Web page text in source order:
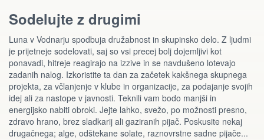
Sodelujte z drugimi
Luna v Vodnarju spodbuja družabnost in skupinsko delo. Z ljudmi
je prijetneje sodelovati, saj so vsi precej bolj dojemljivi kot
ponavadi, hitreje reagirajo na izzive in se navdušeno lotevajo
zadanih nalog. Izkoristite ta dan za začetek kakšnega skupnega
projekta, za včlanjenje v klube in organizacije, za podajanje svojih
idej ali za nastope v javnosti. Teknili vam bodo manjši in
energijsko nabiti obroki. Jejte lahko, svežo, po možnosti presno,
zdravo hrano, brez sladkarij ali gaziranih pijač. Poskusite nekaj
drugačnega; alge, odštekane solate, raznovrstne sadne pijače...